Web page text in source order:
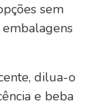
sem
embalagens
dilua-o
e beba